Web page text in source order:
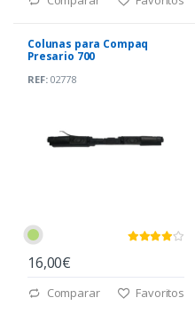
Colunas para Compaq
Presario 700
REF:02778
16,00€
Comparar Favoritos